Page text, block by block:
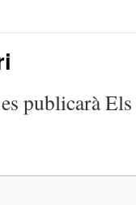
publicaràEls